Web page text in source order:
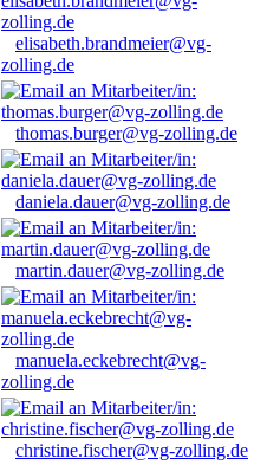
elisabeth.brandmeier@vg-
zolling.de
thomas.burger@vg-zolling.de
daniela.dauer@vg-zolling.de
martin.dauer@vg-zolling.de
manuela.eckebrecht@vg-
zolling.de
christine.fischer@vg-zolling.de